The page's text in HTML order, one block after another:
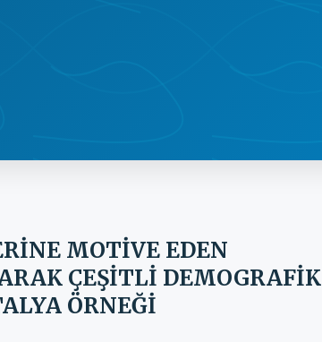
MOTİVE EDEN
ÇEŞİTLİ DEMOGRAFİK
ÖRNEĞİ